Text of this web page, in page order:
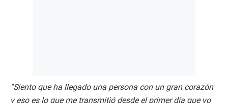
“Siento que ha llegado una persona con un gran corazón
y eso es lo que me transmitió desde el primer día que yo